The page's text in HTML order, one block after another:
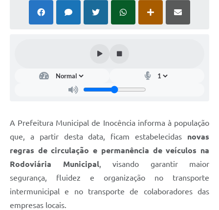
Perguntas e respostas frequentes
A Prefeitura Municipal de Inocência informa à população
que, a partir desta data, ficam estabelecidas novas
regras de circulação e permanência de veículos na
Rodoviária Municipal , visando garantir maior
segurança, fluidez e organização no transporte
intermunicipal e no transporte de colaboradores das
empresas locais.